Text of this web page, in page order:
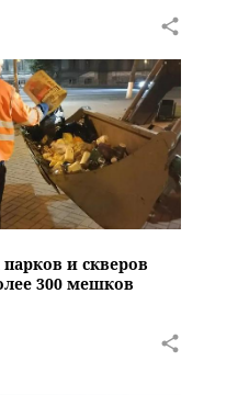
и скверов
300 мешков